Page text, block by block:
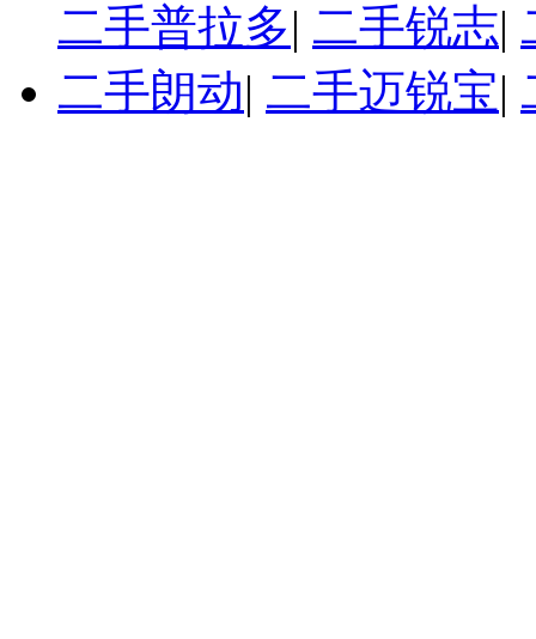
二手普拉多| 二手锐志|
二手朗动| 二手迈锐宝|